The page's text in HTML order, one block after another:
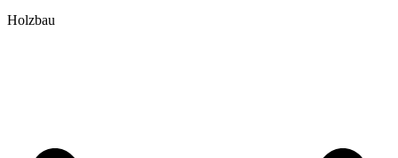
Holzbau